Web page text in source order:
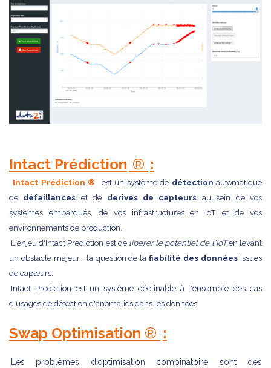
Intact Prédiction ® :
Intact Prédiction ® est un système de détection automatique
de défaillances et de derives de capteurs au sein de vos
systèmes embarqués, de vos infrastructures en IoT et de vos
environnements de production.
L'enjeu d'Intact Prediction est de liberer le potentiel de l'IoTen levant
un obstacle majeur : la question de lafiabilité des données issues
de capteurs.
Intact Prediction est un système déclinable à l'ensemble des cas
d'usages de détection d'anomalies dans les données.
Swap Optimisation ® :
Les problèmes d’optimisation combinatoire sont des